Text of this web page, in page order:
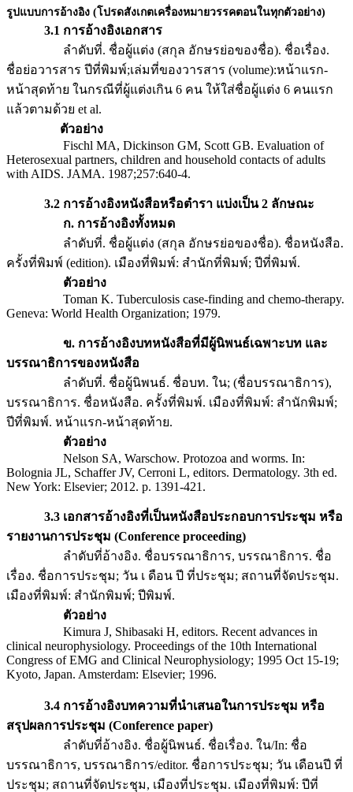
รูปแบบการอ้างอิง (โปรดสังเกตเครื่องหมายวรรคตอนในทุกตัวอย่าง)
3.1 การอ้างอิงเอกสาร
ลำดับที่. ชื่อผู้แต่ง (สกุล อักษรย่อของชื่อ). ชื่อเรื่อง.
ชื่อย่อวารสาร ปีที่พิมพ์;เล่มที่ของวารสาร (volume):หน้าแรก-
หน้าสุดท้าย ในกรณีที่ผู้แต่งเกิน 6 คน ให้ใส่ชื่อผู้แต่ง 6 คนแรก
แล้วตามด้วย et al.
ตัวอย่าง
Fischl MA, Dickinson GM, Scott GB. Evaluation of
Heterosexual partners, children and household contacts of adults
with AIDS. JAMA. 1987;257:640-4.
3.2 การอ้างอิงหนังสือหรือตำรา แบ่งเป็น 2 ลักษณะ
ก. การอ้างอิงทั้งหมด
ลำดับที่. ชื่อผู้แต่ง (สกุล อักษรย่อของชื่อ). ชื่อหนังสือ.
ครั้งที่พิมพ์ (edition). เมืองที่พิมพ์: สำนักที่พิมพ์; ปีที่พิมพ์.
ตัวอย่าง
Toman K. Tuberculosis case-finding and chemo-therapy.
Geneva: World Health Organization; 1979.
ข. การอ้างอิงบทหนังสือที่มีผู้นิพนธ์เฉพาะบท และ
บรรณาธิการของหนังสือ
ลำดับที่. ชื่อผู้นิพนธ์. ชื่อบท. ใน; (ชื่อบรรณาธิการ),
บรรณาธิการ. ชื่อหนังสือ. ครั้งที่พิมพ์. เมืองที่พิมพ์: สำนักพิมพ์;
ปีที่พิมพ์. หน้าแรก-หน้าสุดท้าย.
ตัวอย่าง
Nelson SA, Warschow. Protozoa and worms. In:
Bolognia JL, Schaffer JV, Cerroni L, editors. Dermatology. 3th ed.
New York: Elsevier; 2012. p. 1391-421.
3.3 เอกสารอ้างอิงที่เป็นหนังสือประกอบการประชุม หรือ
รายงานการประชุม (Conference proceeding)
ลำดับที่อ้างอิง. ชื่อบรรณาธิการ, บรรณาธิการ. ชื่อ
เรื่อง. ชื่อการประชุม; วัน เ ดือน ปี ที่ประชุม; สถานที่จัดประชุม.
เมืองที่พิมพ์: สำนักพิมพ์; ปีพิมพ์.
ตัวอย่าง
Kimura J, Shibasaki H, editors. Recent advances in
clinical neurophysiology. Proceedings of the 10th International
Congress of EMG and Clinical Neurophysiology; 1995 Oct 15-19;
Kyoto, Japan. Amsterdam: Elsevier; 1996.
3.4 การอ้างอิงบทความที่นำเสนอในการประชุม หรือ
สรุปผลการประชุม (Conference paper)
ลำดับที่อ้างอิง. ชื่อผู้นิพนธ์. ชื่อเรื่อง. ใน/In: ชื่อ
บรรณาธิการ, บรรณาธิการ/editor. ชื่อการประชุม; วัน เดือนปี ที่
ประชุม; สถานที่จัดประชุม, เมืองที่ประชุม. เมืองที่พิมพ์: ปีที่